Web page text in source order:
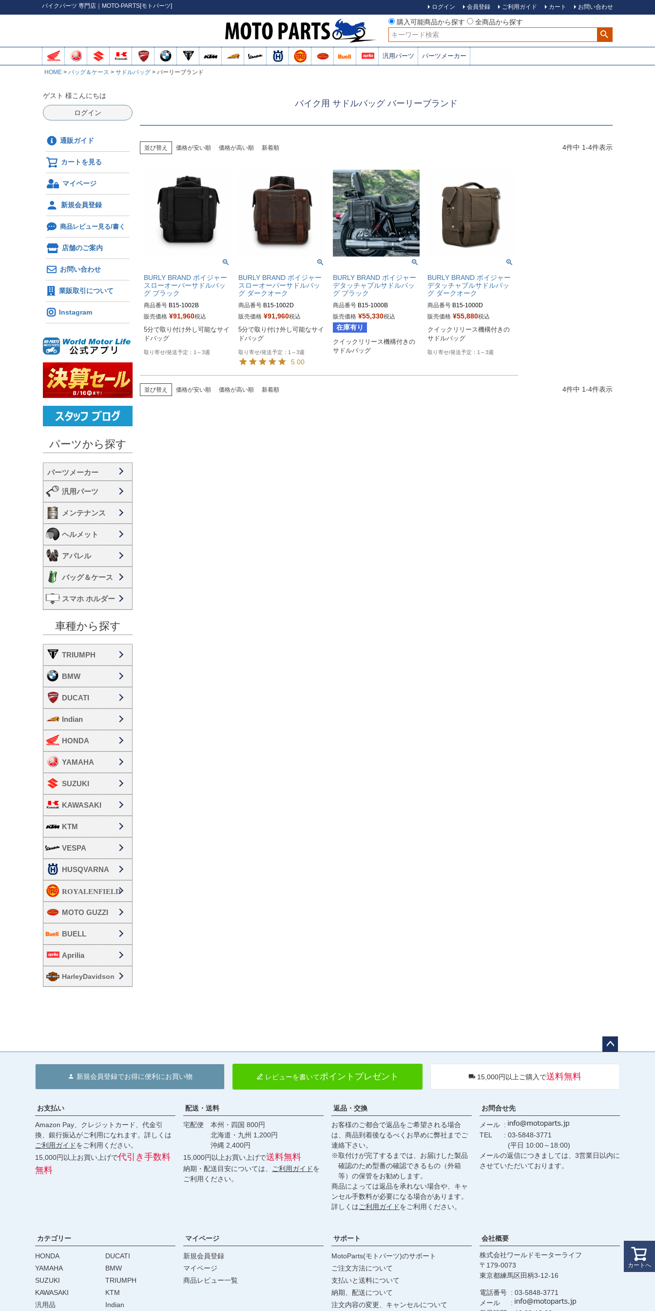
バイクパーツ 専門店｜MOTO-PARTS[モトパーツ] ログイン 会員登録 ご利用ガイド カート お問い合わせ
購入可能商品から探す
全商品から探す
検索
汎用パーツ パーツメーカー
HOME バッグ＆ケース サドルバッグ バーリーブランド
ゲスト 様こんにちは
ログイン
通販ガイド
カートを見る
マイページ
新規会員登録
商品レビュー見る/書く
店舗のご案内
お問い合わせ
業販取引について
Instagram
パーツから探す
汎用パーツ
メンテナンス
ヘルメット
アパレル
バッグ＆ケース
スマホ ホルダー
車種から探す
TRIUMPH
BMW
DUCATI
Indian
HONDA
YAMAHA
SUZUKI
KAWASAKI
KTM
VESPA
HUSQVARNA
MOTO GUZZI
BUELL
Aprilia
HarleyDavidson
バイク用 サドルバッグ バーリーブランド
並び替え 価格が安い順 価格が高い順 新着順 4件中 1-4件表示
BURLY BRAND ボイジャー
スローオーバーサドルバッ
グ ブラック
商品番号 B15-1002B
販売価格 ¥91,960税込
5分で取り付け外し可能なサイ
1～3週
BURLY BRAND ボイジャー
スローオーバーサドルバッ
グ ダークオーク
商品番号 B15-1002D
販売価格 ¥91,960税込
5分で取り付け外し可能なサイ
1～3週
5.00
BURLY BRAND ボイジャー
デタッチャブルサドルバッ
グ ブラック
商品番号 B15-1000B
B型番：070262
販売価格 ¥55,330税込
在庫有り
クイックリリース機構付きの
サドルバッグ
BURLY BRAND ボイジャー
デタッチャブルサドルバッ
グ ダークオーク
商品番号 B15-1000D
販売価格 ¥55,880税込
クイックリリース機構付きの
サドルバッグ
1～3週
並び替え 価格が安い順 価格が高い順 新着順 4件中 1-4件表示
カートへ
へ
新規会員登録でお得に便利にお買い物 レビューを書いてポイントプレゼント 15,000円以上ご購入で送料無料
お支払い
Amazon Pay、クレジットカード、代金引
換、銀行振込がご利用になれます。詳しくは
ご利用ガイドをご利用ください。
15,000円以上お買い上げで代引き手数料
無料
配送・送料
宅配便 本州・四国 800円
北海道・九州 1,200円
沖縄 2,400円
15,000円以上お買い上げで送料無料
納期・配送目安については、 ご利用ガイドを
ご利用ください。
返品・交換
お客様のご都合で返品をご希望される場合
は、商品到着後なるべくお早めに弊社までご
連絡下さい。
※取付けが完了するまでは、お届けした製品
確認のため型番の確認できるもの（外箱
等）の保管をお勧めします。
商品によっては返品を承れない場合や、キャ
ンセル手数料が必要になる場合があります。
詳しくはご利用ガイドをご利用ください。
お問合せ先
メール
TEL
03-5848-3771
(平日 10:00～18:00)
メールの返信につきましては、3営業日以内に
させていただいております。
カテゴリー
HONDA
YAMAHA
SUZUKI
KAWASAKI
汎用品
DUCATI
BMW
TRIUMPH
KTM
Indian
マイページ
新規会員登録
マイページ
商品レビュー一覧
サポート
MotoParts(モトパーツ)のサポート
ご注文方法について
支払いと送料について
納期、配送について
注文内容の変更、キャンセルについて
会社概要
株式会社ワールドモーターライフ
179-0073
東京都練馬区田柄3-12-16
電話番号
03-5848-3771
メール